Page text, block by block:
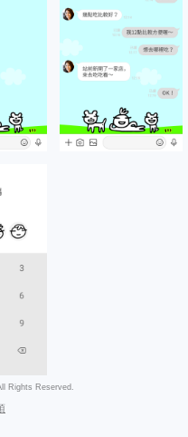
Rights Reserved.